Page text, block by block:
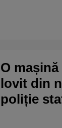
O
lovit din
poliție